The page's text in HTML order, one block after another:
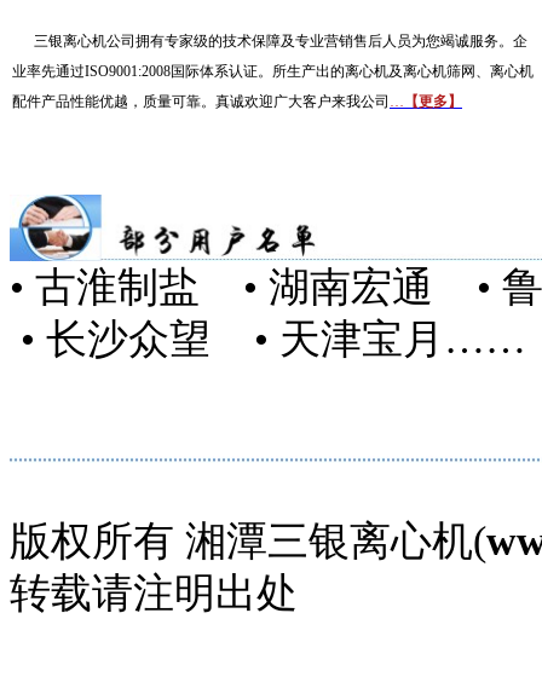
三银离心机公司拥有专家级的技术保障及专业营销售后人员为您竭诚服务。企
业率先通过ISO9001:2008国际体系认证。所生产出的离心机及离心机筛网、离心机
配件产品性能优越，质量可靠。真诚欢迎广大客户来我公司 … 【更多】
• 古淮制盐 • 湖南宏通 •
• 长沙众望 • 天津宝月……
版权所有 湘潭三银离心机(
转载请注明出处